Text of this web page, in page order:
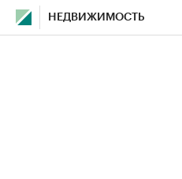
НЕДВИЖИМОСТЬ